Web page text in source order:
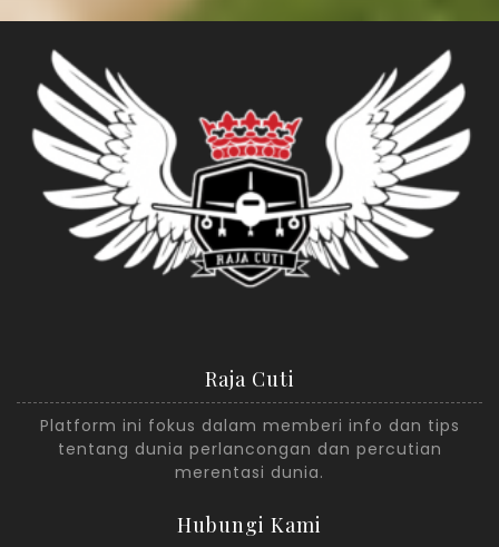
Raja Cuti
Platform ini fokus dalam memberi info dan tips
tentang dunia perlancongan dan percutian
merentasi dunia.
Hubungi Kami